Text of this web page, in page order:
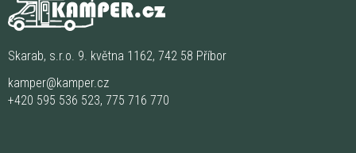
Skarab, s.r.o. 9. května 1162, 742 58 Příbor
kamper@kamper.cz
+420 595 536 523, 775 716 770